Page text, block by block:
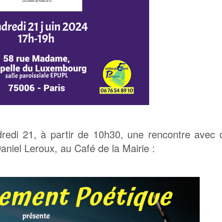
21, à partir de 10h30, une rencontre avec
Leroux, au Café de la Mairie :